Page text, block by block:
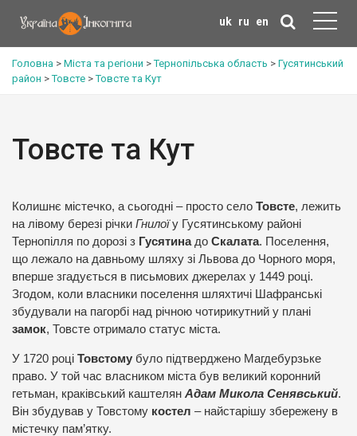
uk ru en
Головна > Міста та регіони >Тернопільська область > Гусятинський
район >Товсте >Товсте та Кут
Товсте та Кут
Колишнє містечко, а сьогодні – просто село Товсте, лежить
на лівому березі річки Гнилоїу Гусятинському районі
Тернопілля по дорозі з Гусятина до Скалата. Поселення,
що лежало на давньому шляху зі Львова до Чорного моря,
вперше згадується в письмових джерелах у 1449 році.
Згодом, коли власники поселення шляхтичі Шафранські
збудували на пагорбі над річною чотирикутний у плані
замок, Товсте отримало статус міста.
У 1720 році Товстому було підтверджено Магдебурзьке
право. У той час власником міста був великий коронний
гетьман, краківський каштелян Адам Микола Сенявський.
Він збудував у Товстому костел – найстарішу збережену в
містечку пам’ятку.